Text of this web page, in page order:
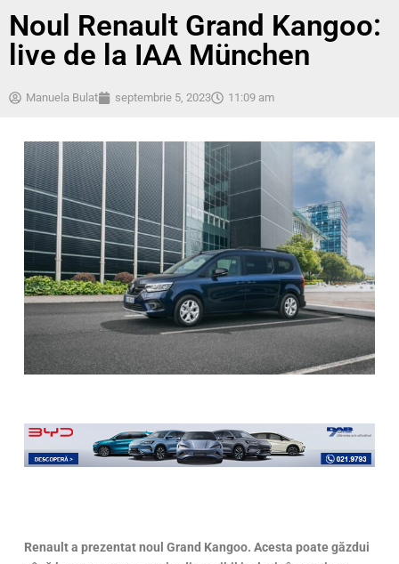
Noul Renault Grand Kangoo:
live de la IAA München
Manuela Bulat septembrie 5, 2023 11:09 am
Renault a prezentat noul Grand Kangoo. Acesta poate găzdui